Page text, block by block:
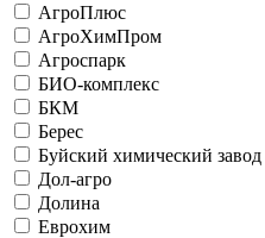
АгроПлюс
АгроХимПром
Агроспарк
БИО-комплекс
БКМ
Берес
Буйский химический завод
Дол-агро
Долина
Еврохим